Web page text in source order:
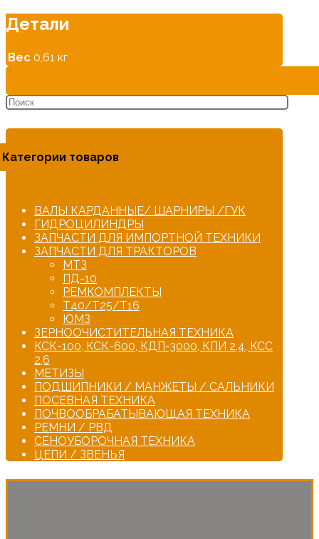
Детали
Вес 0,61 кг
Категории товаров
ВАЛЫ КАРДАННЫЕ/ ШАРНИРЫ /ГУК
ГИДРОЦИЛИНДРЫ
ЗАПЧАСТИ ДЛЯ ИМПОРТНОЙ ТЕХНИКИ
ЗАПЧАСТИ ДЛЯ ТРАКТОРОВ
МТЗ
ПД-10
РЕМКОМПЛЕКТЫ
Т40/Т25/Т16
ЮМЗ
ЗЕРНООЧИСТИТЕЛЬНАЯ ТЕХНИКА
КСК-100, КСК-600, КДП-3000, КПИ 2,4, КСС
2,6
МЕТИЗЫ
ПОДШИПНИКИ / МАНЖЕТЫ / САЛЬНИКИ
ПОСЕВНАЯ ТЕХНИКА
ПОЧВООБРАБАТЫВАЮЩАЯ ТЕХНИКА
РЕМНИ / РВД
СЕНОУБОРОЧНАЯ ТЕХНИКА
ЦЕПИ / ЗВЕНЬЯ